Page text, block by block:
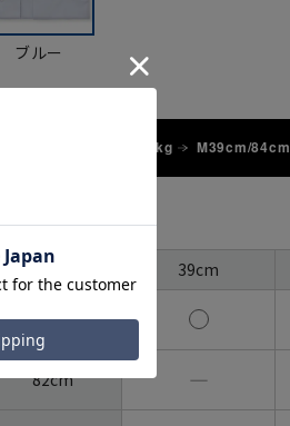
ブルー
173cm / 70kg M39cm/84cm
ズ
裄丈 39cm
80cm
82cm ―